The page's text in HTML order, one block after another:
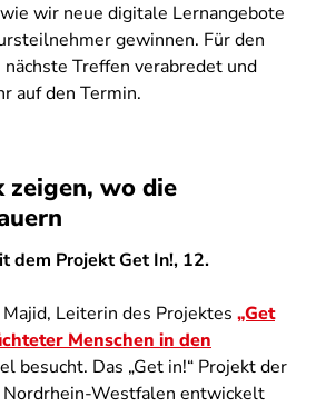
wir neue digitale Lernangebote
gewinnen. Für den
nächste Treffen verabredet und
auf den Termin.
zeigen, wo die
dem Projekt Get In!, 12.
Leiterin des Projektes „Get
Menschen in den
besucht. Das „Get in!“ Projekt der
Nordrhein-Westfalen entwickelt